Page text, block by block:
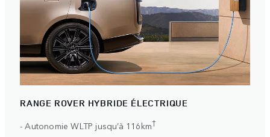
RANGE ROVER HYBRIDE ÉLECTRIQUE
- Autonomie WLTP jusqu’à 116km†